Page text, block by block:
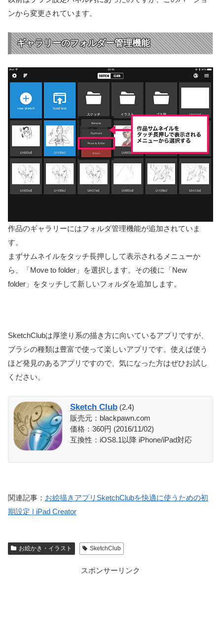
ンから変更されています。
ギャラリーのフォルダー管理機能
作品のギャラリーにはフォルダ管理機能が追加されていま
す。
まずサムネイルをタッチ長押しして表示されるメニューか
ら、「Move to folder」を選択します。その後に「New
folder」をタッチして新しいフォルダを追加します。
SketchClubは厚塗り系の描き方に向いているアプリですが、
ブラシの種類は豊富で使って楽しいアプリです。使えば使う
ほど発見のあるアプリですので、気になった方はぜひお試し
ください。
Sketch Club (2.4)
販売元：blackpawn.com
価格：360円 (2016/11/02)
互換性：iOS8.1以降 iPhone/iPad対応
関連記事： お絵描きアプリSketchClubを快適に使うための初
期設定 | iPad Creator
お絵かき・イラスト SketchClub
スポンサーリンク